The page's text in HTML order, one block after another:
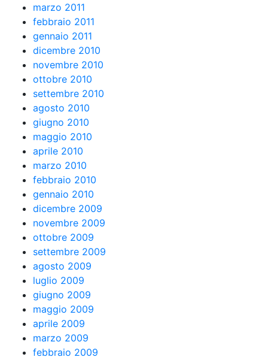
marzo 2011
febbraio 2011
gennaio 2011
dicembre 2010
novembre 2010
ottobre 2010
settembre 2010
agosto 2010
giugno 2010
maggio 2010
aprile 2010
marzo 2010
febbraio 2010
gennaio 2010
dicembre 2009
novembre 2009
ottobre 2009
settembre 2009
agosto 2009
luglio 2009
giugno 2009
maggio 2009
aprile 2009
marzo 2009
febbraio 2009